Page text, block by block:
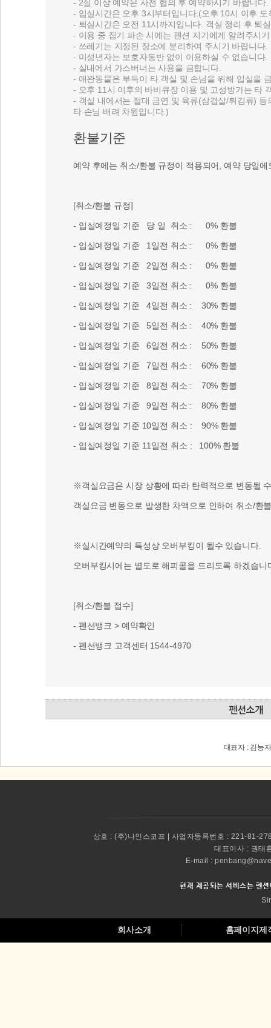
- 2실 이상 예약은 사전 협의 후 예약하시기 바랍니다.
- 입실시간은 오후 3시부터입니다.(오후 10시 이후
- 퇴실시간은 오전 11시까지입니다. 객실 정리 후 퇴
- 이용 중 집기 파손 시에는 펜션 지기에게 알려주시
- 쓰레기는 지정된 장소에 분리하여 주시기 바랍니다.
- 미성년자는 보호자동반 없이 이용하실 수 없습니다.
- 실내에서 가스버너는 사용을 금합니다.
- 애완동물은 부득이 타 객실 및 손님을 위해 입실을
- 오후 11시 이후의 바비큐장 이용 및 고성방가는 타
- 객실 내에서는 절대 금연 및 육류(삼겹살/튀김류)
타 손님 배려 차원입니다.)
환불기준
예약 후에는 취소/환불 규정이 적용되어, 예약 당일
[취소/환불 규정]
- 입실예정일 기준 당 일 취소 : 0% 환불
- 입실예정일 기준 1일전 취소 : 0% 환불
- 입실예정일 기준 2일전 취소 : 0% 환불
- 입실예정일 기준 3일전 취소 : 0% 환불
- 입실예정일 기준 4일전 취소 : 30% 환불
- 입실예정일 기준 5일전 취소 : 40% 환불
- 입실예정일 기준 6일전 취소 : 50% 환불
- 입실예정일 기준 7일전 취소 : 60% 환불
- 입실예정일 기준 8일전 취소 : 70% 환불
- 입실예정일 기준 9일전 취소 : 80% 환불
- 입실예정일 기준 10일전 취소 : 90% 환불
- 입실예정일 기준 11일전 취소 : 100% 환불
※객실요금은 시장 상황에 따라 탄력적으로 변동될
객실요금 변동으로 발생한 차액으로 인하여 취소/환
※실시간예약의 특성상 오버부킹이 될수 있습니다.
오버부킹시에는 별도로 해피콜을 드리도록 하겠습니
[취소/환불 접수]
- 펜션뱅크 > 예약확인
- 펜션뱅크 고객센터 1544-4970
대표자 : 김능
상호 : (주)나인스코프 | 사업자등록번호 : 221-81-
대표이사 : 권태
E-mail :
현재 제공되는 서비스는 펜
회사소개 홈페이지제